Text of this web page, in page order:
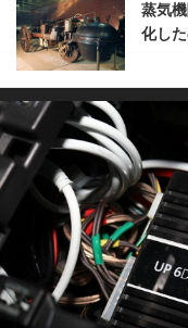
蒸気
化し